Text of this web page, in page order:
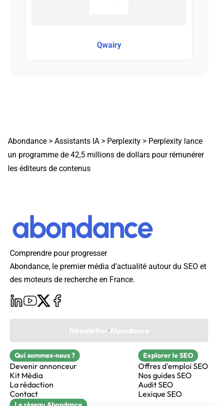
Qwairy
Abondance > Assistants IA > Perplexity > Perplexity lance
un programme de 42,5 millions de dollars pour rémunérer
les éditeurs de contenus
Comprendre pour progresser
Abondance, le premier média d’actualité autour du SEO et
des moteurs de recherche en France.
Newsletter Abondance
Qui sommes-nous ?
Devenir annonceur
Kit Média
La rédaction
Contact
Explorer le SEO
Offres d'emploi SEO
Nos guides SEO
Audit SEO
Lexique SEO